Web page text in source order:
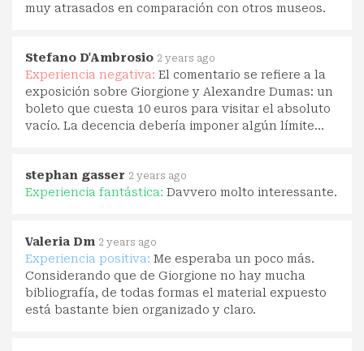
muy atrasados en comparación con otros museos.
Stefano D'Ambrosio 2 years ago
Experiencia negativa: El comentario se refiere a la
exposición sobre Giorgione y Alexandre Dumas: un
boleto que cuesta 10 euros para visitar el absoluto
vacío. La decencia debería imponer algún límite...
stephan gasser 2 years ago
Experiencia fantástica: Davvero molto interessante.
Valeria Dm 2 years ago
Experiencia positiva: Me esperaba un poco más.
Considerando que de Giorgione no hay mucha
bibliografía, de todas formas el material expuesto
está bastante bien organizado y claro.